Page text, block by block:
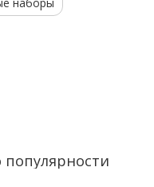
популярности